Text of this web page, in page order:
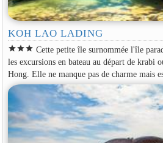
KOH LAO LADING
starstarstar Cette petite île surnommée l'île
les excursions en bateau au départ de krabi
Hong. Elle ne manque pas de charme mais